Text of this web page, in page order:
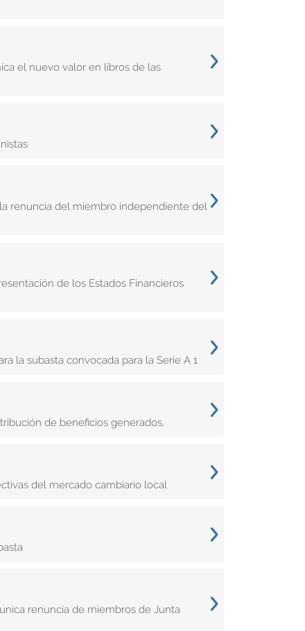
el nuevo valor en libros de las
renuncia del miembro independiente del
de los Estados Financieros
la subasta convocada para la Serie A 1
de beneficios generados.
del mercado cambiario local
renuncia de miembros de Junta